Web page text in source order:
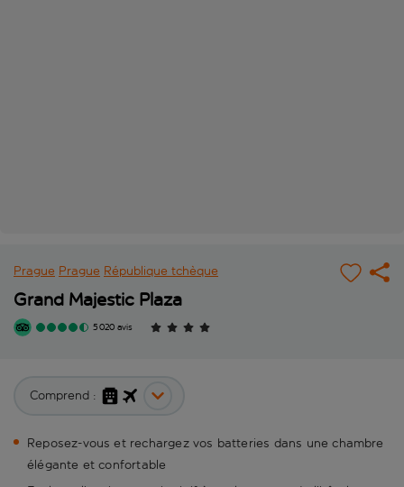
Prague Prague République tchèque
Grand Majestic Plaza
5 020 avis
Comprend :
Reposez-vous et rechargez vos batteries dans une chambre
élégante et confortable